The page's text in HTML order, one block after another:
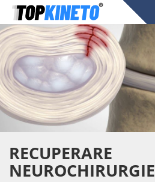
RECUPERARE
NEUROCHIRURGIE